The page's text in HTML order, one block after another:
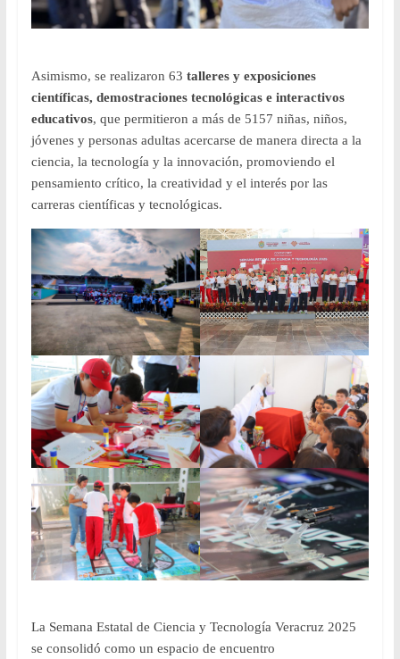
Asimismo, se realizaron 63 talleres y exposiciones
científicas, demostraciones tecnológicas e interactivos
educativos, que permitieron a más de 5157 niñas, niños,
jóvenes y personas adultas acercarse de manera directa a la
ciencia, la tecnología y la innovación, promoviendo el
pensamiento crítico, la creatividad y el interés por las
carreras científicas y tecnológicas.
La Semana Estatal de Ciencia y Tecnología Veracruz 2025
se consolidó como un espacio de encuentro